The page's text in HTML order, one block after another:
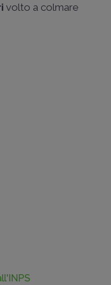
volto a colmare